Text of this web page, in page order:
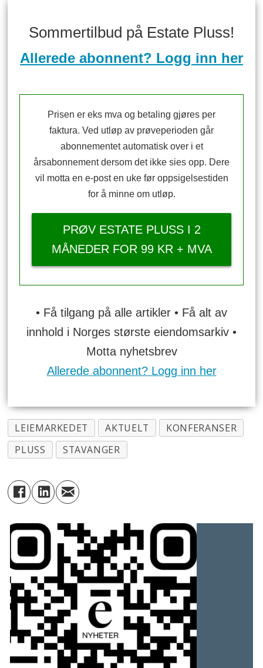
Sommertilbud på Estate Pluss!
Allerede abonnent? Logg inn her
Prisen er eks mva og betaling gjøres per
faktura. Ved utløp av prøveperioden går
abonnementet automatisk over i et
årsabonnement dersom det ikke sies opp. Dere
vil motta en e-post en uke før oppsigelsestiden
for å minne om utløp.
PRØV ESTATE PLUSS I 2
MÅNEDER FOR 99 KR + MVA
• Få tilgang på alle artikler • Få alt av
innhold i Norges største eiendomsarkiv •
Motta nyhetsbrev
Allerede abonnent? Logg inn her
LEIEMARKEDET AKTUELT
KONFERANSER
PLUSS
STAVANGER